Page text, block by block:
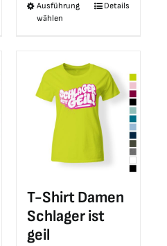
Ausführung
wählen
Dieses
mehrere
Varianten
auf.
Optionen
können
der
Produktseite
Details
T-Shirt Damen
Schlager ist
geil